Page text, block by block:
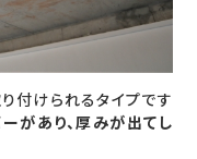
付けられるタイプです
があり、厚みが出てし